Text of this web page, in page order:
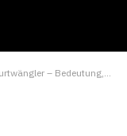
Einfluss und öffentlicher Kontext